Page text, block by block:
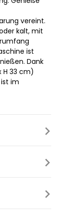
vereint.
kalt, mit
ist
Dank
H 33 cm)
im